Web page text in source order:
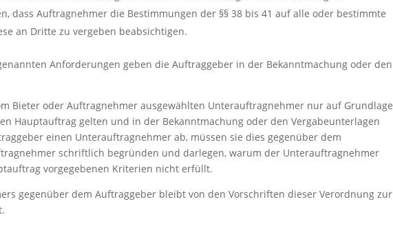
dass Auftragnehmer die Bestimmungen der §§ 38 bis 41 auf alle oder bestimmte
an Dritte zu vergeben beabsichtigen.
Anforderungen geben die Auftraggeber in der Bekanntmachung oder den
Bieter oder Auftragnehmer ausgewählten Unterauftragnehmer nur auf Grundlage
Hauptauftrag gelten und in der Bekanntmachung oder den Vergabeunterlagen
einen Unterauftragnehmer ab, müssen sie dies gegenüber dem
schriftlich begründen und darlegen, warum der Unterauftragnehmer
vorgegebenen Kriterien nicht erfüllt.
gegenüber dem Auftraggeber bleibt von den Vorschriften dieser Verordnung zur